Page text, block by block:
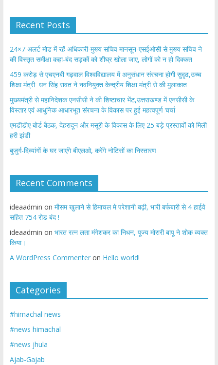
Recent Posts
24×7 अलर्ट मोड में रहें अधिकारी-मुख्य सचिव मानसून-एसईओसी से मुख्य सचिव ने
की विस्तृत समीक्षा कहा-बंद सड़कों को शीघ्र खोला जाए, लोगों को न हो दिक्कत
459 करोड़ से एचएनबी गढ़वाल विश्वविद्यालय में अनुसंधान संरचना होगी सुदृढ,उच्च
शिक्षा मंत्री धन सिंह रावत ने नवनियुक्त केन्द्रीय शिक्षा मंत्री से की मुलाकात
मुख्यमंत्री से महानिदेशक एनसीसी ने की शिष्टाचार भेंट,उत्तराखण्ड में एनसीसी के
विस्तार एवं आधुनिक आधारभूत संरचना के विकास पर हुई महत्वपूर्ण चर्चा
एमडीडीए बोर्ड बैठक, देहरादून और मसूरी के विकास के लिए 25 बड़े प्रस्तावों को मिली
हरी झंडी
बुजुर्ग-दिव्यांगों के घर जाएंगे बीएलओ, करेंगे नोटिसों का निस्तारण
Recent Comments
ideaadmin on मौसम खुलाने से हिमाचल मे परेशानी बढ़ी, भारी बर्फबारी से 4 हाईवे
सहित 754 रोड बंद !
ideaadmin on भारत रत्न लता मंगेशकर का निधन, पूज्य मोरारी बापू ने शोक व्यक्त
किया।
A WordPress Commenteron Hello world!
Categories
#himachal news
#news himachal
#news jhula
Ajab-Gajab